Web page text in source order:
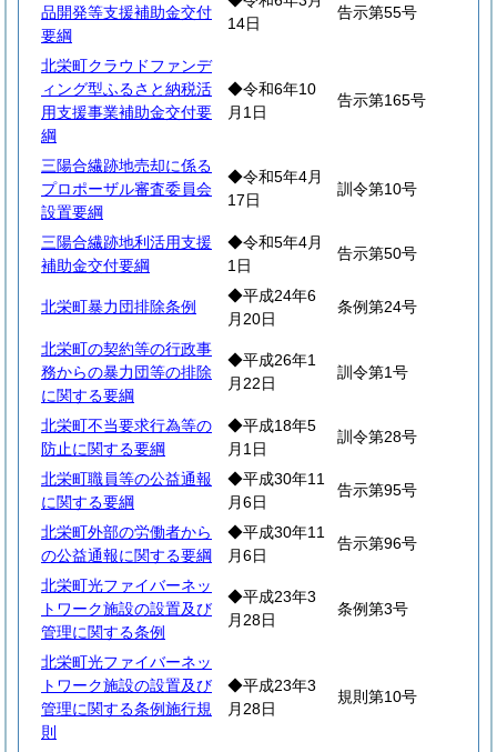
品開発等支援補助金交付
要綱
14日
告示第55号
北栄町クラウドファンデ
ィング型ふるさと納税活
用支援事業補助金交付要
綱
◆令和6年10
月1日
告示第165号
三陽合繊跡地売却に係る
プロポーザル審査委員会
設置要綱
◆令和5年4月
17日
訓令第10号
三陽合繊跡地利活用支援
補助金交付要綱
◆令和5年4月
1日
告示第50号
北栄町暴力団排除条例
◆平成24年6
月20日
条例第24号
北栄町の契約等の行政事
務からの暴力団等の排除
に関する要綱
◆平成26年1
月22日
訓令第1号
北栄町不当要求行為等の
防止に関する要綱
◆平成18年5
月1日
訓令第28号
北栄町職員等の公益通報
に関する要綱
◆平成30年11
月6日
告示第95号
北栄町外部の労働者から
の公益通報に関する要綱
◆平成30年11
月6日
告示第96号
北栄町光ファイバーネッ
トワーク施設の設置及び
管理に関する条例
◆平成23年3
月28日
条例第3号
北栄町光ファイバーネッ
トワーク施設の設置及び
管理に関する条例施行規
則
◆平成23年3
月28日
規則第10号